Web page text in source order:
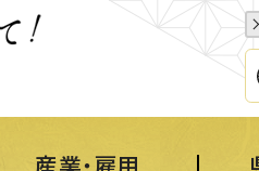
産業・雇用